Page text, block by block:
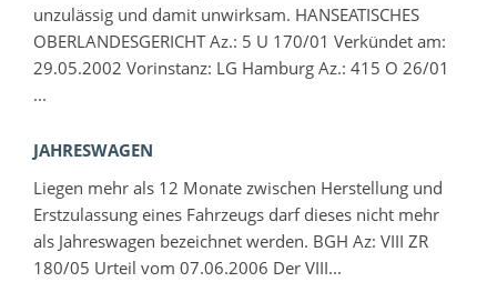
unzulässig und damit unwirksam. HANSEATISCHES
OBERLANDESGERICHT Az.: 5 U 170/01 Verkündet am:
29.05.2002 Vorinstanz: LG Hamburg Az.: 415 O 26/01
...
JAHRESWAGEN
Liegen mehr als 12 Monate zwischen Herstellung und
Erstzulassung eines Fahrzeugs darf dieses nicht mehr
als Jahreswagen bezeichnet werden. BGH Az: VIII ZR
180/05 Urteil vom 07.06.2006 Der VIII...